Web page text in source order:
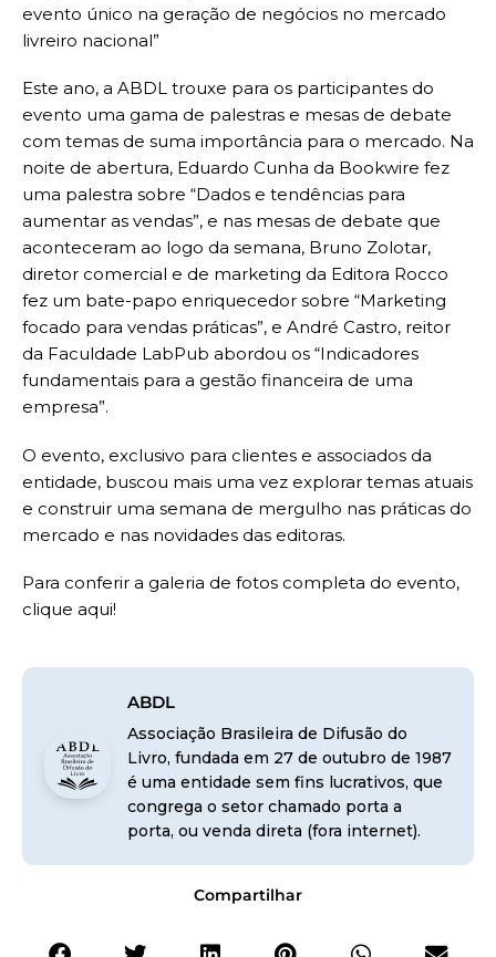
evento único na geração de negócios no mercado
livreiro nacional”
Este ano, a ABDL trouxe para os participantes do
evento uma gama de palestras e mesas de debate
com temas de suma importância para o mercado. Na
noite de abertura, Eduardo Cunha da Bookwire fez
uma palestra sobre “Dados e tendências para
aumentar as vendas”, e nas mesas de debate que
aconteceram ao logo da semana, Bruno Zolotar,
diretor comercial e de marketing da Editora Rocco
fez um bate-papo enriquecedor sobre “Marketing
focado para vendas práticas”, e André Castro, reitor
da Faculdade LabPub abordou os “Indicadores
fundamentais para a gestão financeira de uma
empresa”.
O evento, exclusivo para clientes e associados da
entidade, buscou mais uma vez explorar temas atuais
e construir uma semana de mergulho nas práticas do
mercado e nas novidades das editoras.
Para conferir a galeria de fotos completa do evento,
clique aqui!
ABDL
Associação Brasileira de Difusão do
Livro, fundada em 27 de outubro de 1987
é uma entidade sem fins lucrativos, que
congrega o setor chamado porta a
porta, ou venda direta (fora internet).
Compartilhar